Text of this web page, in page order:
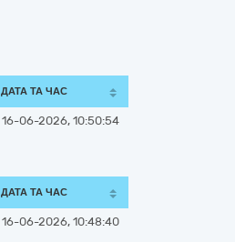
ДАТА ТА ЧАС
16-06-2026, 10:50:54
ДАТА ТА ЧАС
16-06-2026, 10:48:40